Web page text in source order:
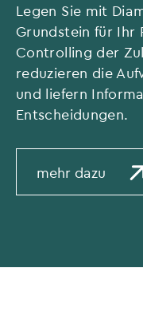
Legen Sie mit
Grundstein für Ihr
Controlling der
reduzieren die
und liefern
Entscheidungen.
mehr dazu